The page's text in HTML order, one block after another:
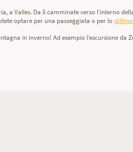
a Valles. Da lì camminate verso l’interno
optare per una passeggiata o per loslittino
in inverno! Ad esempio l’escursione da